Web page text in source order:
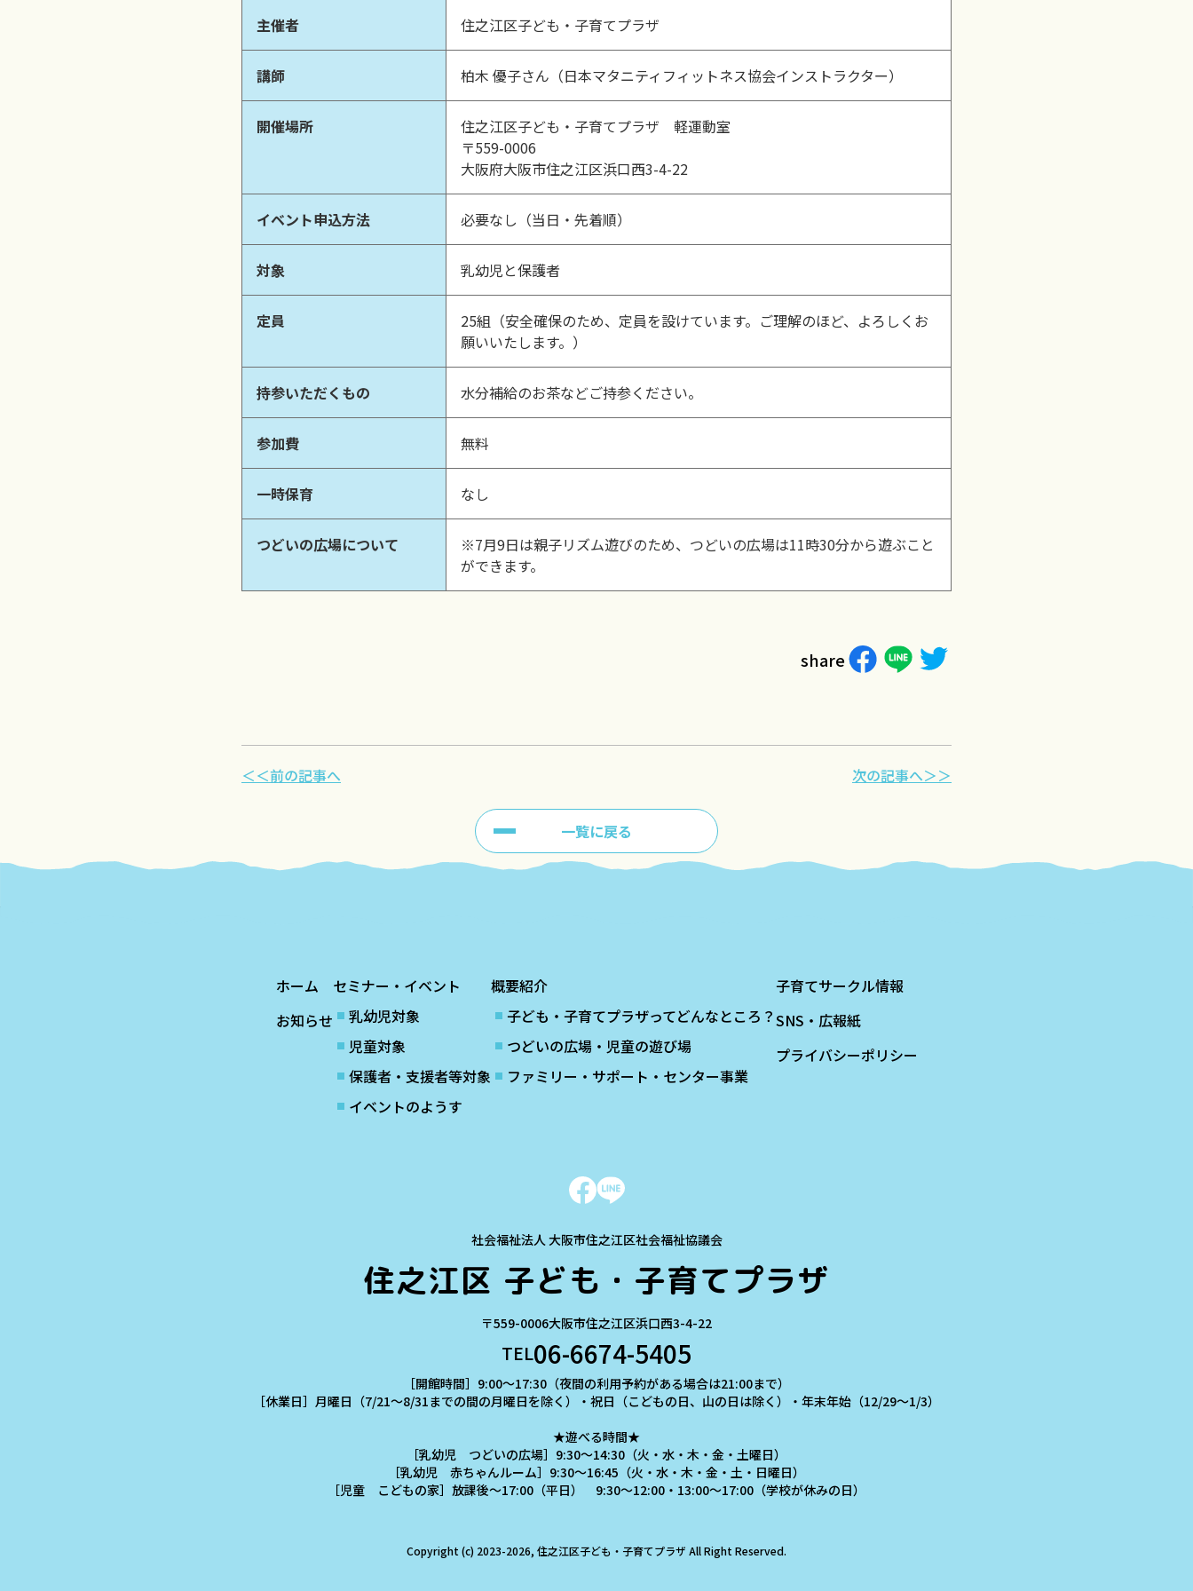
主催者 住之江区子ども・子育てプラザ
講師 柏木 優子さん（日本マタニティフィットネス協会インストラクター）
開催場所
住之江区子ども・子育てプラザ 軽運動室
〒559-0006
大阪府大阪市住之江区浜口西3-4-22
イベント申込方法 必要なし（当日・先着順）
対象 乳幼児と保護者
定員
25組（安全確保のため、定員を設けています。ご理解のほど、よろしくお
願いいたします。）
持参いただくもの 水分補給のお茶などご持参ください。
参加費 無料
一時保育 なし
つどいの広場について
※7月9日は親子リズム遊びのため、つどいの広場は11時30分から遊ぶこと
ができます。
share
＜＜前の記事へ
一覧に戻る
次の記事へ＞＞
ホーム
お知らせ
セミナー・イベント
乳幼児対象
児童対象
保護者・支援者等対象
イベントのようす
概要紹介
子ども・子育てプラザってどんなところ？
つどいの広場・児童の遊び場
ファミリー・サポート・センター事業
子育てサークル情報
SNS・広報紙
プライバシーポリシー
社会福祉法人 大阪市住之江区社会福祉協議会
住之江区 子ども・子育てプラザ
〒559-0006大阪市住之江区浜口西3-4-22
TEL06-6674-5405
［開館時間］9:00～17:30（夜間の利用予約がある場合は21:00まで）
［休業日］月曜日（7/21～8/31までの間の月曜日を除く）・祝日（こどもの日、山の日は除く）・年末年始（12/29～1/3）
★遊べる時間★
［乳幼児 つどいの広場］9:30～14:30（火・水・木・金・土曜日）
［乳幼児 赤ちゃんルーム］9:30～16:45（火・水・木・金・土・日曜日）
［児童 こどもの家］放課後～17:00（平日） 9:30～12:00・13:00～17:00（学校が休みの日）
Copyright (c) 2023-2026, 住之江区子ども・子育てプラザ All Right Reserved.